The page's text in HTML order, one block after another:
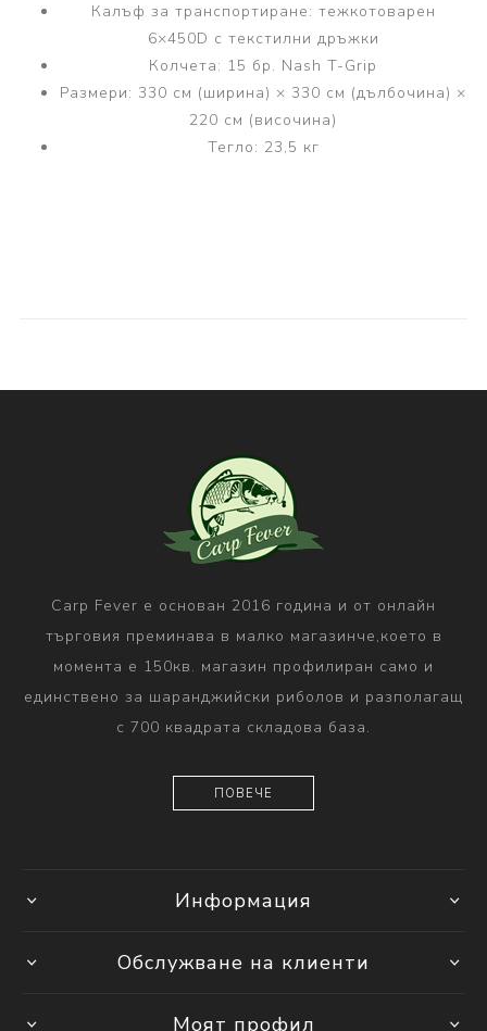
Калъф за транспортиране: тежкотоварен
6×450D с текстилни дръжки
Колчета: 15 бр. Nash T-Grip
Размери: 330 см (ширина) × 330 см (дълбочина) ×
220 см (височина)
Тегло: 23,5 кг
Carp Fever е основан 2016 година и от онлайн
търговия преминава в малко магазинче,което в
момента е 150кв. магазин профилиран само и
единствено за шаранджийски риболов и разполагащ
с 700 квадрата складова база.
ПОВЕЧЕ
Информация
Обслужване на клиенти
Моят профил